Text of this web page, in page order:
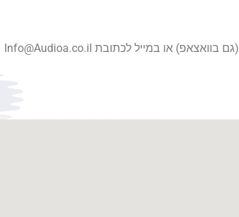
(גם בוואצאפ) או במייל לכתובת Info@Audioa.co.il